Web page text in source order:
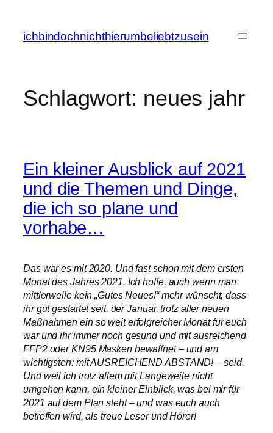
springen
ichbindochnichthierumbeliebtzusein
Schlagwort: neues jahr
Ein kleiner Ausblick auf 2021
und die Themen und Dinge,
die ich so plane und
vorhabe…
Das war es mit 2020. Und fast schon mit dem ersten
Monat des Jahres 2021. Ich hoffe, auch wenn man
mittlerweile kein „Gutes Neues!“ mehr wünscht, dass
ihr gut gestartet seit, der Januar, trotz aller neuen
Maßnahmen ein so weit erfolgreicher Monat für euch
war und ihr immer noch gesund und mit ausreichend
FFP2 oder KN95 Masken bewaffnet – und am
wichtigsten: mit AUSREICHEND ABSTAND! – seid.
Und weil ich trotz allem mit Langeweile nicht
umgehen kann, ein kleiner Einblick, was bei mir für
2021 auf dem Plan steht – und was euch auch
betreffen wird, als treue Leser und Hörer!